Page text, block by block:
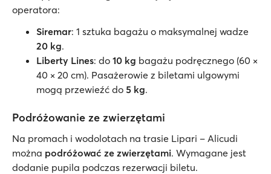
operatora:
Siremar: 1 sztuka bagażu o maksymalnej wadze
20 kg.
Liberty Lines: do 10 kg bagażu podręcznego (60 ×
40 × 20 cm). Pasażerowie z biletami ulgowymi
mogą przewieźć do 5 kg.
Podróżowanie ze zwierzętami
Na promach i wodolotach na trasie Lipari – Alicudi
można podróżować ze zwierzętami. Wymagane jest
dodanie pupila podczas rezerwacji biletu.